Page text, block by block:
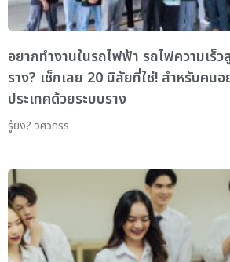
อยากทำงานในรถไฟฟ้า รถไฟความเร็
ราง? เช็กเลย 20 นิสัยที่ใช่! สำหรับคน
ประเทศด้วยระบบราง
รู้ยัง? วิศวกรร